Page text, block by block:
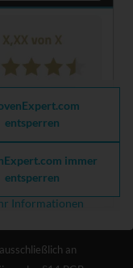
meldest du dich zu
zu Social Media
und Leistungen an
an
entsperren
immer
entsperren
Informationen